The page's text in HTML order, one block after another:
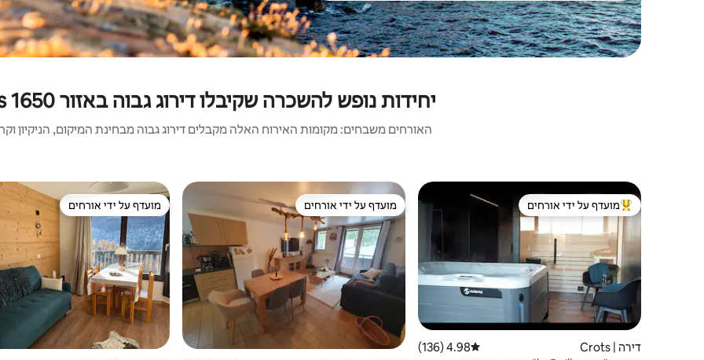
יחידות נופש להשכרה שקיבלו דירוג גבוה באזור Les Orres 1650
האורחים משבחים: מקומות האירוח האלה מקבלים דירוג גבוה מבחינת המיקום, הניקיון
מוביל בקרב נכסים מועדפים על ידי אורחים
מועדף על ידי אורחים
דירה | Crots דירוג ממוצע של 4.98 מתוך 5, 136 ביקורות
4.98 (136)
מועדף על ידי אורחים
מועדף על ידי אורחים מועדף על ידי אורחים
מועדף על ידי אורחים